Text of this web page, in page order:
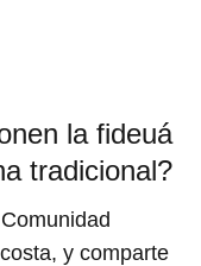
la fideuá
tradicional?
y comparte